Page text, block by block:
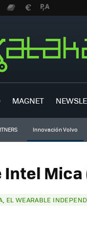
MAGNET
Innovación Volvo
Intel Mica
EL WEARABLE